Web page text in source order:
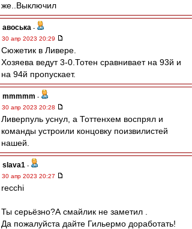
же..Выключил
авоська -
30 апр 2023 20:29
Сюжетик в Ливере.
Хозяева ведут 3-0.Тотен сравнивает на 93й и
на 94й пропускает.
mmmmm -
30 апр 2023 20:28
Ливерпуль уснул, а Тоттенхем воспрял и
команды устроили концовку поизвилистей
нашей.
slava1 -
30 апр 2023 20:27
recchi
Ты серьёзно?А смайлик не заметил .
Да пожалуйста дайте Гильермо доработать!